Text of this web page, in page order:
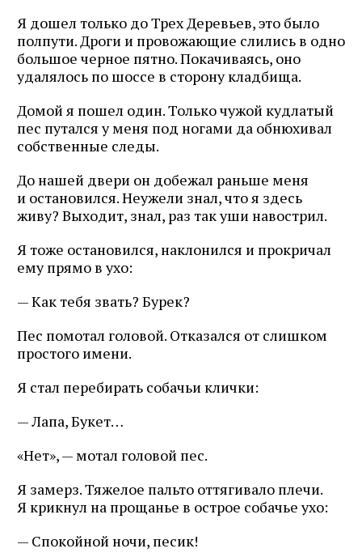
Я дошел только до Трех Деревьев, это было
полпути. Дроги и провожающие слились в одно
большое черное пятно. Покачиваясь, оно
удалялось по шоссе в сторону кладбища.
Домой я пошел один. Только чужой кудлатый
пес путался у меня под ногами да обнюхивал
собственные следы.
До нашей двери он добежал раньше меня
и остановился. Неужели знал, что я здесь
живу? Выходит, знал, раз так уши навострил.
Я тоже остановился, наклонился и прокричал
ему прямо в ухо:
— Как тебя звать? Бурек?
Пес помотал головой. Отказался от слишком
простого имени.
Я стал перебирать собачьи клички:
— Лапа, Букет…
«Нет», — мотал головой пес.
Я замерз. Тяжелое пальто оттягивало плечи.
Я крикнул на прощанье в острое собачье ухо:
— Спокойной ночи, песик!